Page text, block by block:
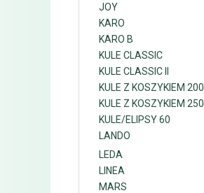
JOY
KARO
KARO B
KULE CLASSIC
KULE CLASSIC II
KULE Z KOSZYKIEM 200
KULE Z KOSZYKIEM 250
KULE/ELIPSY 60
LANDO
LEDA
LINEA
MARS